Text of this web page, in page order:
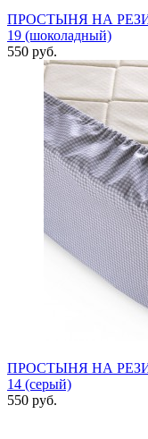
ПРОСТЫНЯ НА
19 (шоколадный)
550 руб.
ПРОСТЫНЯ НА
14 (серый)
550 руб.